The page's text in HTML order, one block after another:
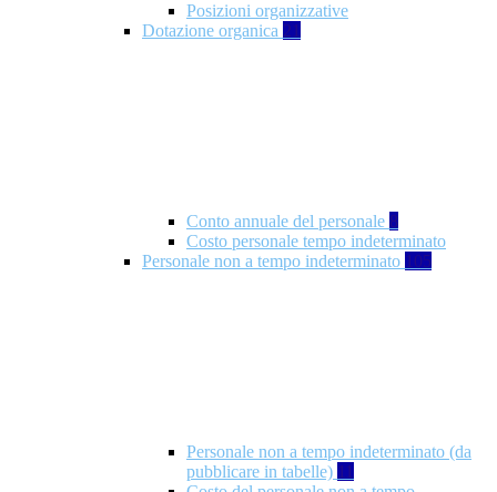
Posizioni organizzative
Dotazione organica 21
Conto annuale del personale 8
Costo personale tempo indeterminato
Personale non a tempo indeterminato 105
Personale non a tempo indeterminato (da
pubblicare in tabelle) 11